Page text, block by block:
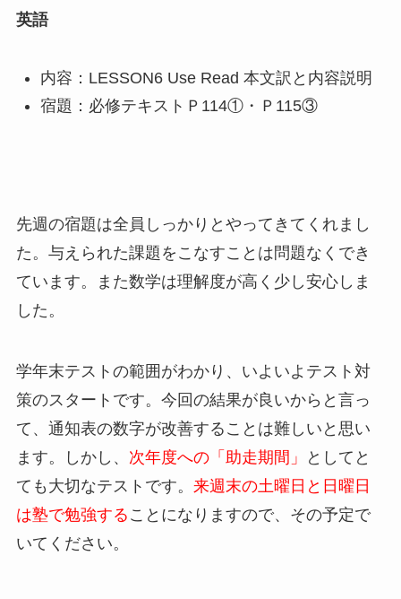
英語
内容：LESSON6 Use Read 本文訳と内容説明
宿題：必修テキストＰ114①・Ｐ115③
先週の宿題は全員しっかりとやってきてくれまし
た。与えられた課題をこなすことは問題なくでき
ています。また数学は理解度が高く少し安心しま
した。
学年末テストの範囲がわかり、いよいよテスト対
策のスタートです。今回の結果が良いからと言っ
て、通知表の数字が改善することは難しいと思い
ます。しかし、 次年度への「助走期間」
としてと
ても大切なテストです。 来週末の土曜日と日曜日
は塾で勉強する ことになりますので、その予定で
いてください。